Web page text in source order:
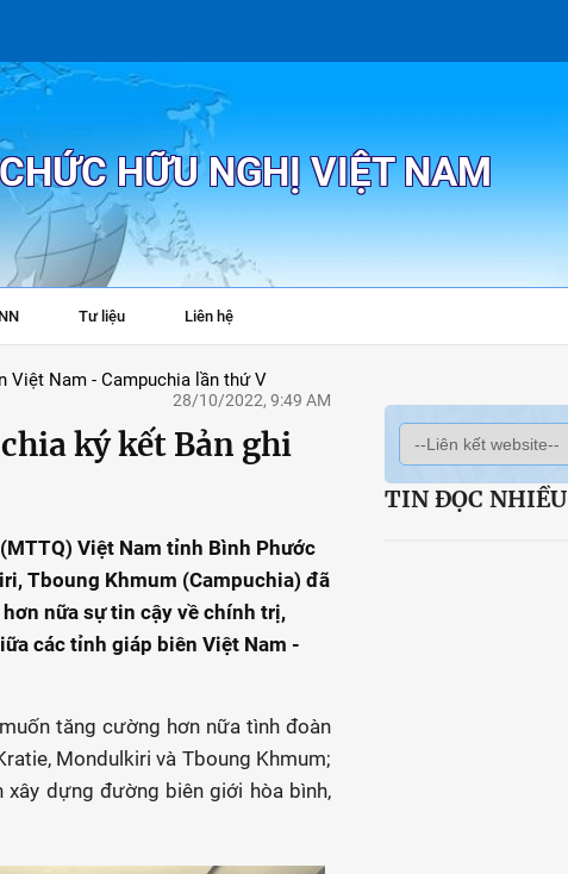
HỮU NGHỊ VIỆT NAM
Tư liệu Liên hệ
Việt Nam - Campuchia lần thứ V
28/10/2022, 9:49 AM
ký kết Bản ghi
Việt Nam tỉnh Bình Phước
Tboung Khmum (Campuchia) đã
nữa sự tin cậy về chính trị,
các tỉnh giáp biên Việt Nam -
tăng cường hơn nữa tình đoàn
Mondulkiri và Tboung Khmum;
dựng đường biên giới hòa bình,
TIN ĐỌC NHIỀU